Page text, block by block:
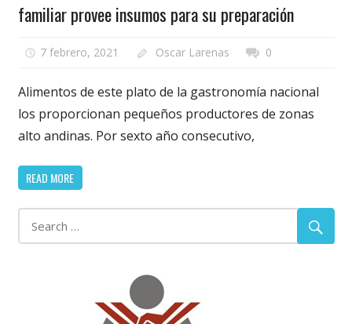
familiar provee insumos para su preparación
7 febrero, 2021 Oscar Larenas 0
Alimentos de este plato de la gastronomía nacional
los proporcionan pequeños productores de zonas
alto andinas. Por sexto año consecutivo,
READ MORE